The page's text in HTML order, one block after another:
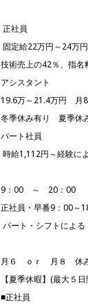
正社員
固定給22万円～24万
技術売上の42％、指
アシスタント
19.6万～21.4万円 月
冬季休み有り 夏季休
パート社員
時給1,112円～経験に
9：00 ～ 20：00
正社員・早番9：00～
パート・シフトによる
月６ ｏｒ 月８ 休
【夏季休暇】(最大
■正社員